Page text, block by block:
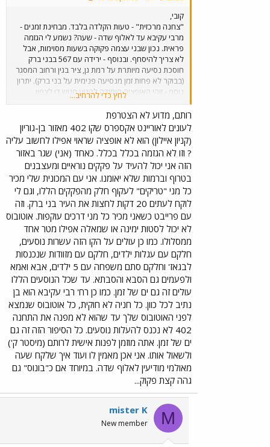
קובי,
"צחנה מרכזית" - טעות הקלדה בלבד. מבחינת זמנים -
מרבי עקיבא עד לאלוף שדה - שעה? נשמע לי הגזמה
פראית. נכון שבני עצמה פקוקה בשעות מסוימות, אבל
לא צריך להיסחף. ובנוסף - ירידה עם 567 בבני ברק
חוסכת נסיעה מיותרת על רמת גן, ציר בגין ורחוב המסגר
(בבוקר לא פחות זמן מנסיעה פנימית על בני ברק). יתרון
נוסף - זוהי האופציה היחידה להגיע מגוש דן לצפון
ירושלים בקו אחד. ועוד יתרון על האופציה התל אביבית
והרכבתית - זהו המסלול הזול ביותר בין הנקודות. ראוי לא
לזלזל ברעיון, במיוחד לאור העובדה שבחול המועד
התדירות של 402 מצוינת.
לחץ כדי להרחיב...
רותם, מדוע לא הצטרפת
לעונים לאוריינט אקספרס שקו 402 מאזור בן-גוריון
(קניון איילון) הוא לא אופציה שראוי אפילו לחשוב עליה
? וזו לא הגזמה בכלל בכלל. כאחד (אני) שגר באזור
הזה אני יכול להעיד על פקקים נוראיים ומעצבנים
בטרוף וברמות שלא יאומנו. אני עם המכונית שלי מכיר
כל מני "טריקים" לעקוף חלק מהפקקים הללו, וגם לי
לוקח לעתים 20 דקות לחצות את העיר בני ברק. וזה
עם פרייבט כשאני מכיר כל מני דרכים עוקפות. אוטובוס
לא יכול לסטות ימינה או שמאלה אפילו מטר אחד
ממסלולו. כמו כן עולים על הקו הזה עשרות נוסעים,
חלקם עם עגלות ילדים, חלקם עם מזוודות שנכנסות
לבגאז' וחלקם סתם משפחה עם 5 ילדים, אבא ואמא
ולפעמים גם הסבא והסבתא. עד שכל הנוסעים הללו
עולים זה גם ים של זמן. כמו כן רח' רבי עקיבא הוא בן
נתיב לכל כוון. כל חניה לא חוקית, כל אוטובוס שנמצא
לפני האוטובוס שלך עד שהוא לא מפנה את התחנה
402 לא נכנס להעלות נוסעים. כל הסיפור הזה זה גם
ים של זמן. אתה מוזמן לפנות אישית לרותם (מיסטר ק')
ולשאול אותו. אני אכן מאמין לו ועוד איך שלקח שעה
מאולמי מודיעין לאלוף שדה. במיוחד אם כ"בונוס" גם
גהה קצת פקוק...
M
mister K
New member